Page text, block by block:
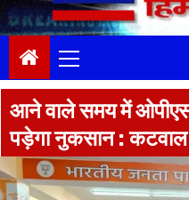
Menu
आने वाले समय में ओपीएस
पड़ेगा नुकसान :